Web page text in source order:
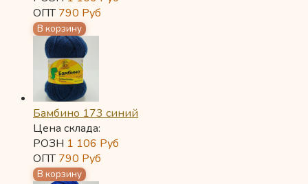
ОПТ790 Руб
Бамбино 173 синий
Цена склада:
РОЗН 1 106 Руб
ОПТ790 Руб